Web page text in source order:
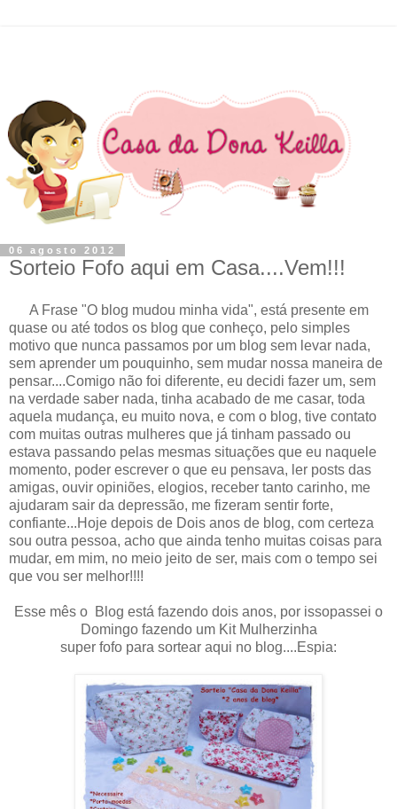
06 agosto 2012
Sorteio Fofo aqui em Casa....Vem!!!
A Frase "O blog mudou minha vida", está presente em
quase ou até todos os blog que conheço, pelo simples
motivo que nunca passamos por um blog sem levar nada,
sem aprender um pouquinho, sem mudar nossa maneira de
pensar....Comigo não foi diferente, eu decidi fazer um, sem
na verdade saber nada, tinha acabado de me casar, toda
aquela mudança, eu muito nova, e com o blog, tive contato
com muitas outras mulheres que já tinham passado ou
estava passando pelas mesmas situações que eu naquele
momento, poder escrever o que eu pensava, ler posts das
amigas, ouvir opiniões, elogios, receber tanto carinho, me
ajudaram sair da depressão, me fizeram sentir forte,
confiante...Hoje depois de Dois anos de blog, com certeza
sou outra pessoa, acho que ainda tenho muitas coisas para
mudar, em mim, no meio jeito de ser, mais com o tempo sei
que vou ser melhor!!!!
Esse mês o Blog está fazendo dois anos, por issopassei o
Domingo fazendo um Kit Mulherzinha
super fofo para sortear aqui no blog....Espia: